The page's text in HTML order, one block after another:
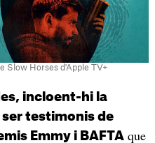
Slow Horses d'Apple TV+
incloent-hi la
testimonis de
Emmy i BAFTAque